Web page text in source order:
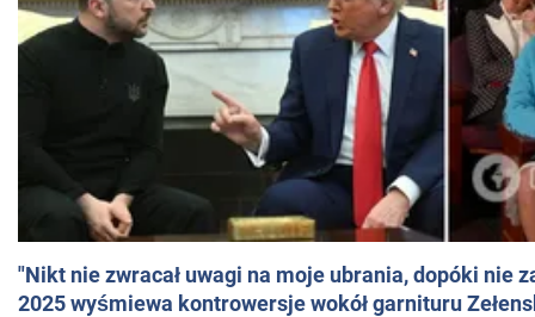
"Nikt nie zwracał uwagi na moje ubrania, dopóki nie
2025 wyśmiewa kontrowersje wokół garnituru